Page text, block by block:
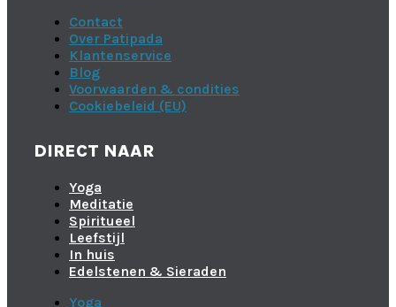
Contact
Over Patipada
Klantenservice
Blog
Voorwaarden & condities
Cookiebeleid (EU)
DIRECT NAAR
Yoga
Meditatie
Spiritueel
Leefstijl
In huis
Edelstenen & Sieraden
Yoga